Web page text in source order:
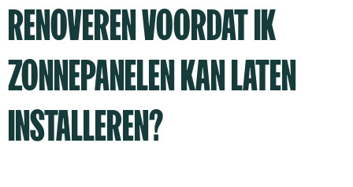
RENOVEREN VOORDAT IK
ZONNEPANELEN KAN LATEN
INSTALLEREN?